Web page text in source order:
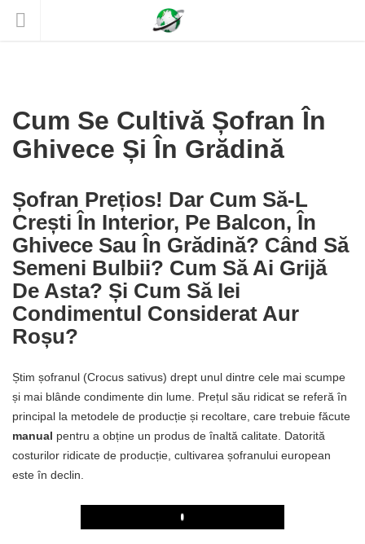
Cum Se Cultivă Șofran În
Ghivece Și În Grădină
Șofran Prețios! Dar Cum Să-L
Crești În Interior, Pe Balcon, În
Ghivece Sau În Grădină? Când Să
Semeni Bulbii? Cum Să Ai Grijă
De Asta? Și Cum Să Iei
Condimentul Considerat Aur
Roșu?
Știm șofranul (Crocus sativus) drept unul dintre cele mai scumpe
și mai blânde condimente din lume. Prețul său ridicat se referă în
principal la metodele de producție și recoltare, care trebuie făcute
manual pentru a obține un produs de înaltă calitate. Datorită
costurilor ridicate de producție, cultivarea șofranului european
este în declin.
Play